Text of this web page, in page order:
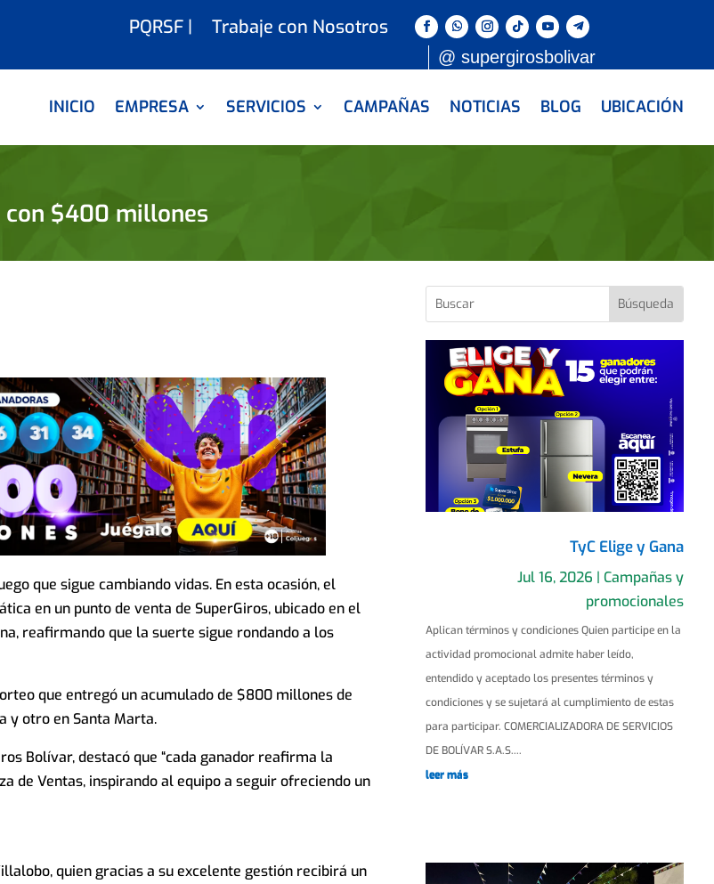
PQRSF | Trabaje con Nosotros
@ supergirosbolivar
INICIO EMPRESA SERVICIOS CAMPAÑAS NOTICIAS BLOG UBICACIÓN
con $400 millones
que sigue cambiando vidas. En esta ocasión, el
en un punto de venta de SuperGiros, ubicado en el
reafirmando que la suerte sigue rondando a los
que entregó un acumulado de $800 millones de
y otro en Santa Marta.
Bolívar, destacó que “cada ganador reafirma la
de Ventas, inspirando al equipo a seguir ofreciendo un
quien gracias a su excelente gestión recibirá un
TyC Elige y Gana
Jul 16, 2026 |Campañas y
promocionales
Aplican términos y condiciones Quien participe en la
actividad promocional admite haber leído,
entendido y aceptado los presentes términos y
condiciones y se sujetará al cumplimiento de estas
para participar. COMERCIALIZADORA DE SERVICIOS
DE BOLÍVAR S.A.S....
leer más